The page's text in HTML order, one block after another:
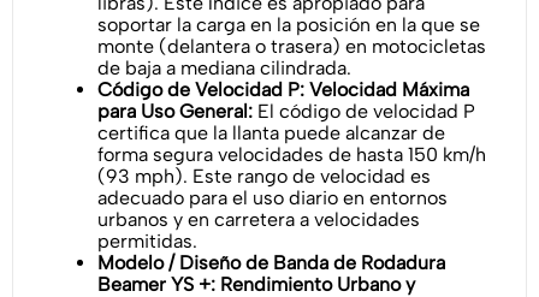
soportar la carga en la posición en la que se
monte (delantera o trasera) en motocicletas
de baja a mediana cilindrada.
Código de Velocidad P: Velocidad Máxima
para Uso General: El código de velocidad P
certifica que la llanta puede alcanzar de
forma segura velocidades de hasta 150 km/h
(93 mph). Este rango de velocidad es
adecuado para el uso diario en entornos
urbanos y en carretera a velocidades
permitidas.
Modelo / Diseño de Banda de Rodadura
Beamer YS +: Rendimiento Urbano y